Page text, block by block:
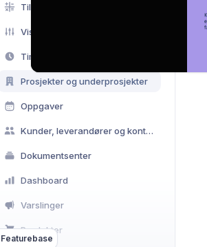
Featurebase
Tilbud
Timeregistrering
Prosjekter og underprosjekter
Oppgaver
Kunder, leverandører og kontakter
Dokumentsenter
Dashboard
Varslinger
Produkter